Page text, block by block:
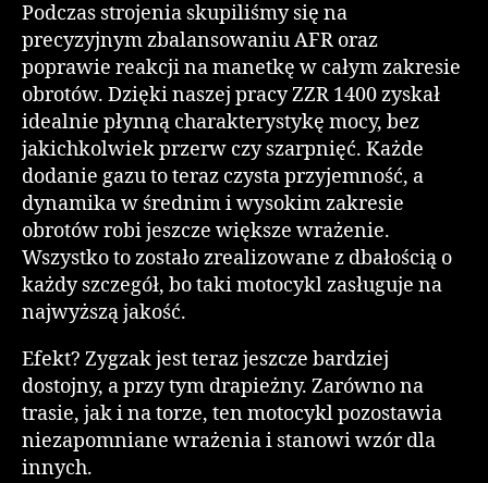
Podczas strojenia skupiliśmy się na
precyzyjnym zbalansowaniu AFR oraz
poprawie reakcji na manetkę w całym zakresie
obrotów. Dzięki naszej pracy ZZR 1400 zyskał
idealnie płynną charakterystykę mocy, bez
jakichkolwiek przerw czy szarpnięć. Każde
dodanie gazu to teraz czysta przyjemność, a
dynamika w średnim i wysokim zakresie
obrotów robi jeszcze większe wrażenie.
Wszystko to zostało zrealizowane z dbałością o
każdy szczegół, bo taki motocykl zasługuje na
najwyższą jakość.
Efekt? Zygzak jest teraz jeszcze bardziej
dostojny, a przy tym drapieżny. Zarówno na
trasie, jak i na torze, ten motocykl pozostawia
niezapomniane wrażenia i stanowi wzór dla
innych.